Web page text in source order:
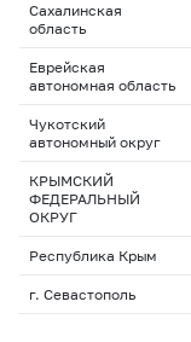
Сахалинская
область
Еврейская
автономная область
Чукотский
автономный округ
КРЫМСКИЙ
ФЕДЕРАЛЬНЫЙ
ОКРУГ
Республика Крым
г. Севастополь